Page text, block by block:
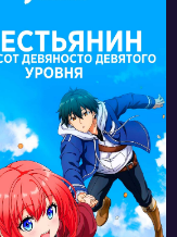
24811
26 18